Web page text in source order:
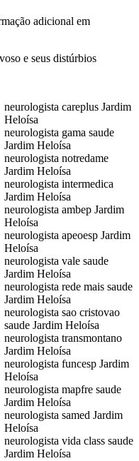
adicional em
e seus distúrbios
neurologista careplus Jardim
Heloísa
neurologista gama saude
Jardim Heloísa
neurologista notredame
Jardim Heloísa
neurologista intermedica
Jardim Heloísa
neurologista ambep Jardim
Heloísa
neurologista apeoesp Jardim
Heloísa
neurologista vale saude
Jardim Heloísa
neurologista rede mais saude
Jardim Heloísa
neurologista sao cristovao
saude Jardim Heloísa
neurologista transmontano
Jardim Heloísa
neurologista funcesp Jardim
Heloísa
neurologista mapfre saude
Jardim Heloísa
neurologista samed Jardim
Heloísa
neurologista vida class saude
Jardim Heloísa